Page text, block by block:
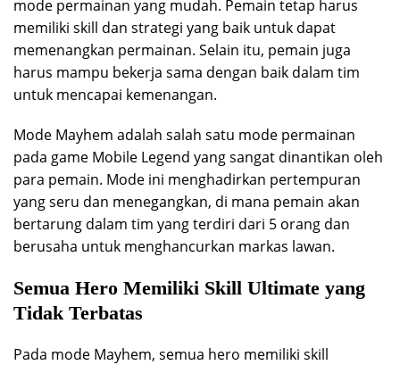
mode permainan yang mudah. Pemain tetap harus
memiliki skill dan strategi yang baik untuk dapat
memenangkan permainan. Selain itu, pemain juga
harus mampu bekerja sama dengan baik dalam tim
untuk mencapai kemenangan.
Mode Mayhem adalah salah satu mode permainan
pada game Mobile Legend yang sangat dinantikan oleh
para pemain. Mode ini menghadirkan pertempuran
yang seru dan menegangkan, di mana pemain akan
bertarung dalam tim yang terdiri dari 5 orang dan
berusaha untuk menghancurkan markas lawan.
Semua Hero Memiliki Skill Ultimate yang
Tidak Terbatas
Pada mode Mayhem, semua hero memiliki skill